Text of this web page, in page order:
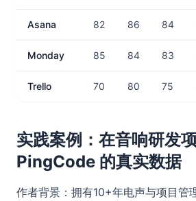
Asana 82 86 84
Monday 85 84 83
Trello 70 80 75
实践案例：在音响研发
PingCode 的真实数据
作者背景：拥有10+年电声与项目管